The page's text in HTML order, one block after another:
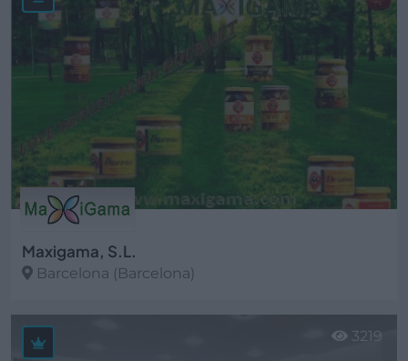
Maxigama, S.L.
Barcelona (Barcelona)
Ver más
3219